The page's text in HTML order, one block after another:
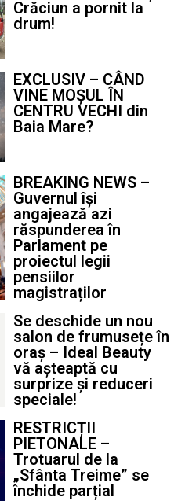
Crăciun a pornit la
drum!
EXCLUSIV – CÂND
VINE MOȘUL ÎN
CENTRU VECHI din
Baia Mare?
BREAKING NEWS –
Guvernul își
angajează azi
răspunderea în
Parlament pe
proiectul legii
pensiilor
magistraților
Se deschide un nou
salon de frumusețe în
oraș – Ideal Beauty
vă așteaptă cu
surprize și reduceri
speciale!
RESTRICȚII
PIETONALE –
Trotuarul de la
„Sfânta Treime” se
închide parțial